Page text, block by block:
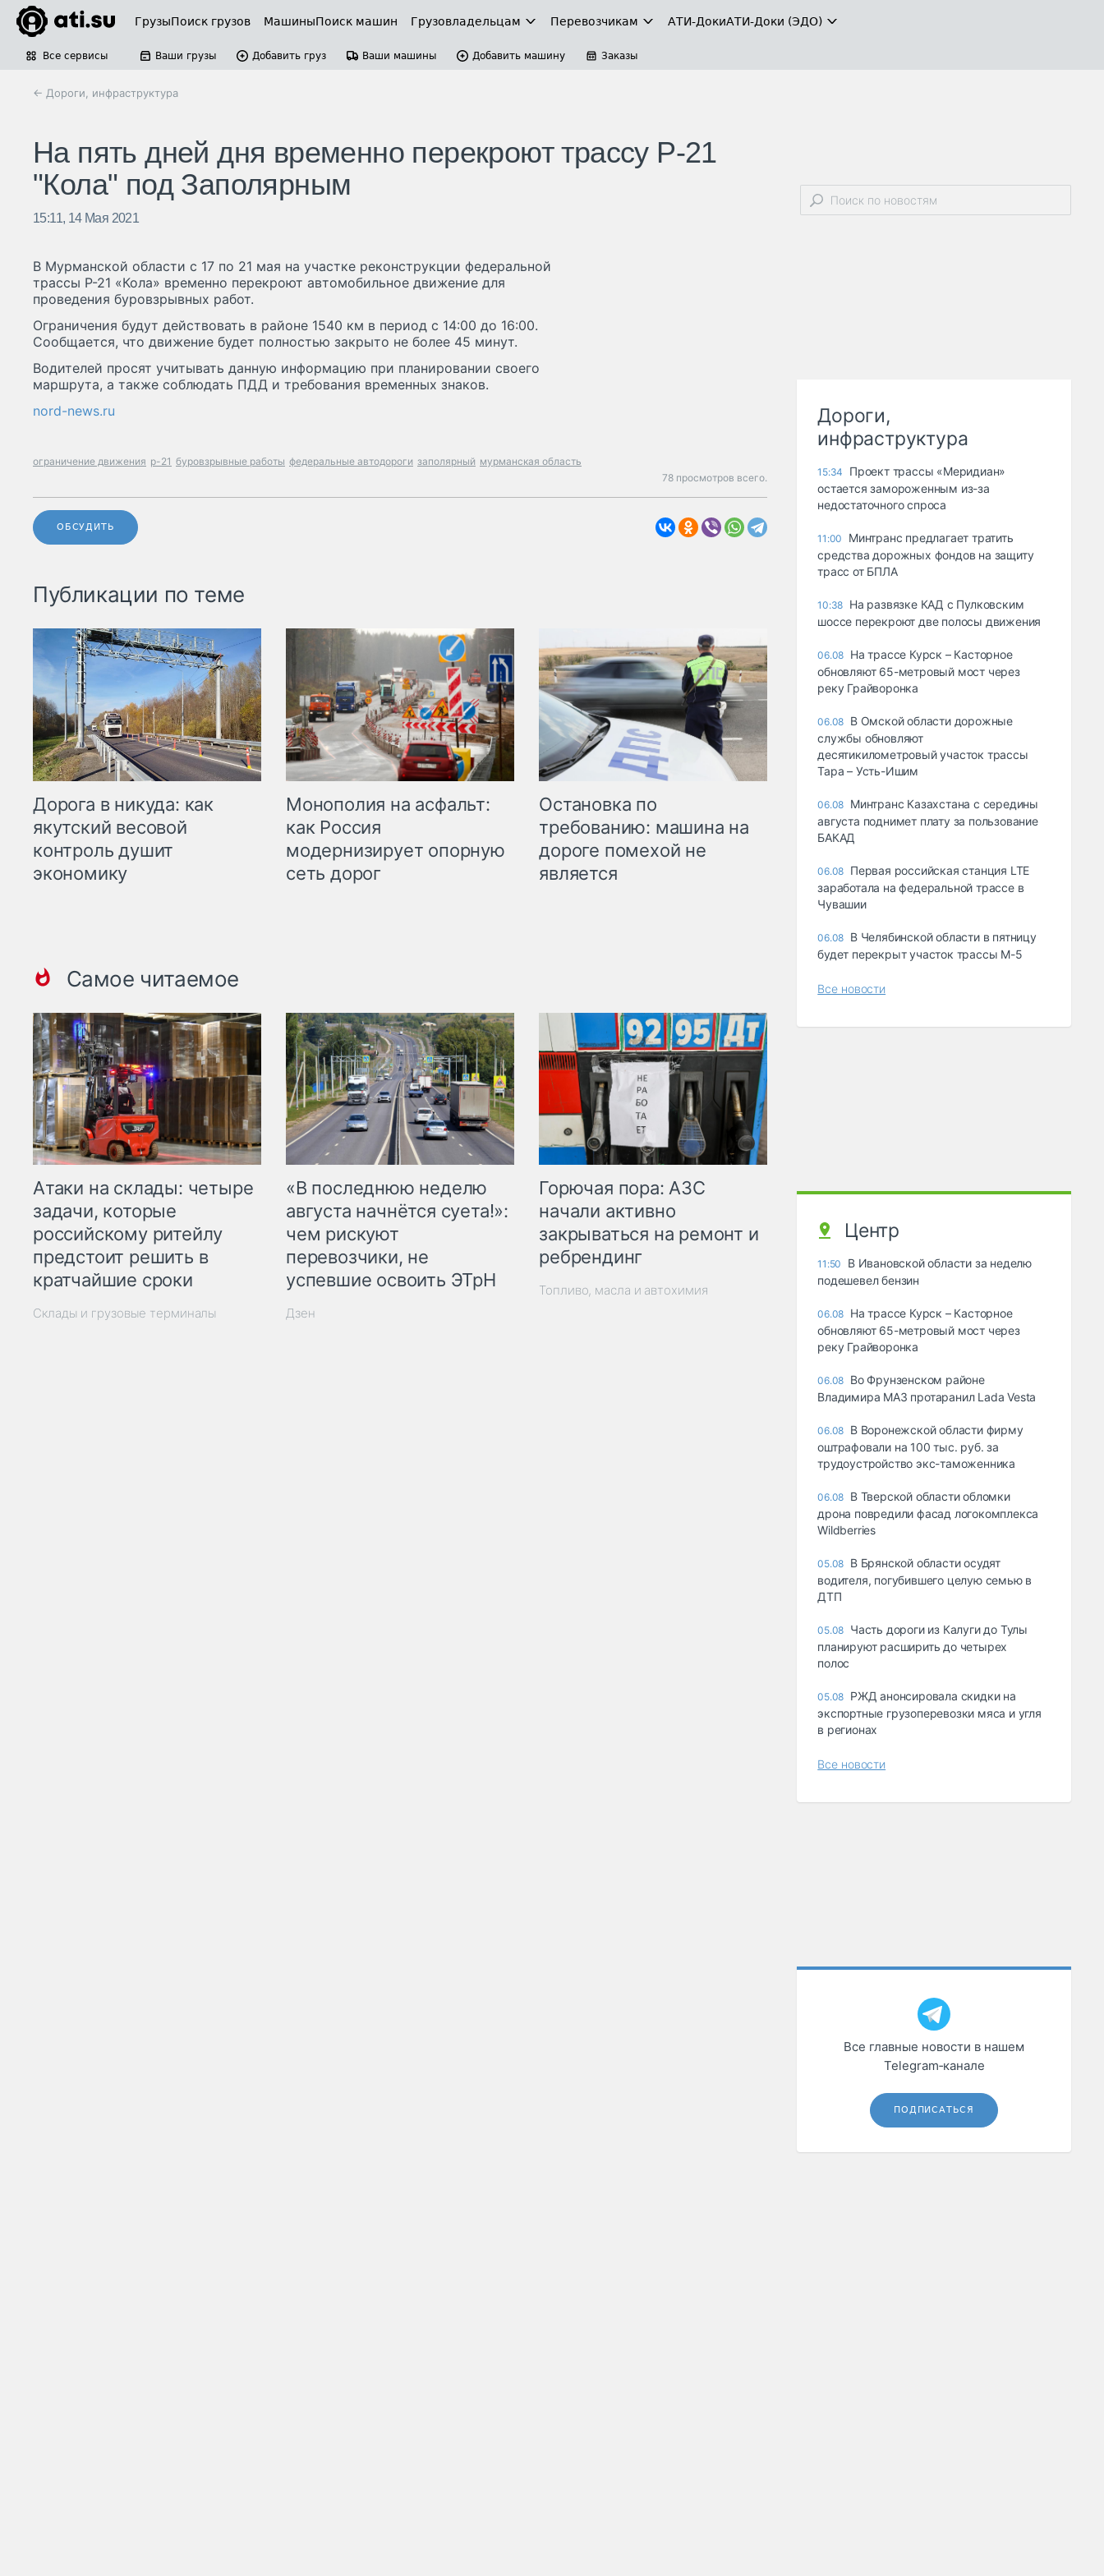
ГрузыПоиск грузов МашиныПоиск машин Грузовладельцам Перевозчикам АТИ-ДокиАТИ-Доки (ЭДО)
Все сервисы Ваши грузы Добавить груз Ваши машины Добавить машину Заказы
← Дороги, инфраструктура
На пять дней дня временно перекроют трассу Р-21
"Кола" под Заполярным
15:11, 14 Мая 2021
В Мурманской области с 17 по 21 мая на участке реконструкции федеральной
трассы Р-21 «Кола» временно перекроют автомобильное движение для
проведения буровзрывных работ.
Ограничения будут действовать в районе 1540 км в период с 14:00 до 16:00.
Сообщается, что движение будет полностью закрыто не более 45 минут.
Водителей просят учитывать данную информацию при планировании своего
маршрута, а также соблюдать ПДД и требования временных знаков.
nord-news.ru
ограничение движения р-21 буровзрывные работы федеральные автодороги заполярный мурманская область
78 просмотров всего.
ОБСУДИТЬ
Публикации по теме
Дорога в никуда: как
якутский весовой
контроль душит
экономику
Монополия на асфальт:
как Россия
модернизирует опорную
сеть дорог
Остановка по
требованию: машина на
дороге помехой не
является
Самое читаемое
Атаки на склады: четыре
задачи, которые
российскому ритейлу
предстоит решить в
кратчайшие сроки
Склады и грузовые терминалы
«В последнюю неделю
августа начнётся суета!»:
чем рискуют
перевозчики, не
успевшие освоить ЭТрН
Дзен
Горючая пора: АЗС
начали активно
закрываться на ремонт и
ребрендинг
Топливо, масла и автохимия
Дороги,
инфраструктура
15:34
Проект трассы «Меридиан»
остается замороженным из-за
недостаточного спроса
11:00
Минтранс предлагает тратить
средства дорожных фондов на защиту
трасс от БПЛА
10:38 На развязке КАД с Пулковским
шоссе перекроют две полосы движения
06.08 На трассе Курск – Касторное
обновляют 65-метровый мост через
реку Грайворонка
06.08 В Омской области дорожные
службы обновляют
десятикилометровый участок трассы
Тара – Усть-Ишим
06.08 Минтранс Казахстана с середины
августа поднимет плату за пользование
БАКАД
06.08 Первая российская станция LTE
заработала на федеральной трассе в
Чувашии
06.08 В Челябинской области в пятницу
будет перекрыт участок трассы М-5
Все новости
Центр
11:50
В Ивановской области за неделю
подешевел бензин
06.08 На трассе Курск – Касторное
обновляют 65-метровый мост через
реку Грайворонка
06.08 Во Фрунзенском районе
Владимира МАЗ протаранил Lada Vesta
06.08 В Воронежской области фирму
оштрафовали на 100 тыс. руб. за
трудоустройство экс-таможенника
06.08 В Тверской области обломки
дрона повредили фасад логокомплекса
Wildberries
05.08 В Брянской области осудят
водителя, погубившего целую семью в
ДТП
05.08 Часть дороги из Калуги до Тулы
планируют расширить до четырех
полос
05.08 РЖД анонсировала скидки на
экспортные грузоперевозки мяса и угля
в регионах
Все новости
Все главные новости в нашем
Telegram‑канале
ПОДПИСАТЬСЯ